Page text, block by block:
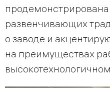
развенчивающих
о заводе и
на преимуществах